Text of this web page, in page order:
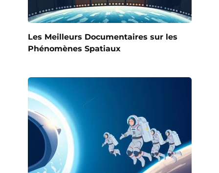
Les Meilleurs Documentaires sur les
Phénomènes Spatiaux